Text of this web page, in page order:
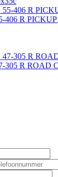
406 R
305 R ROAD